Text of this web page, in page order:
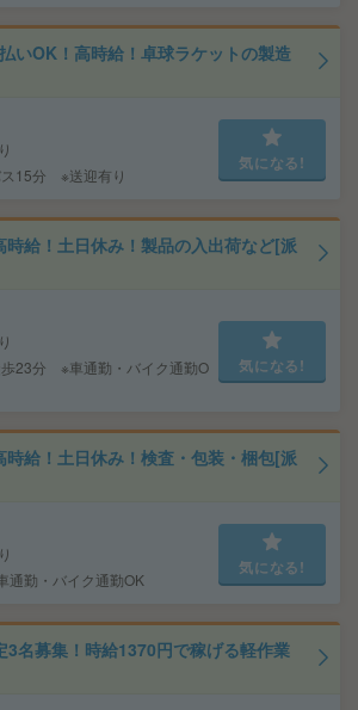
いOK！高時給！卓球ラケットの製造
ス15分 ※送迎有り
気になる!
給！土日休み！製品の入出荷など[派
歩23分 ※車通勤・バイク通勤O
気になる!
給！土日休み！検査・包装・梱包[派
勤・バイク通勤OK
気になる!
3名募集！時給1370円で稼げる軽作業